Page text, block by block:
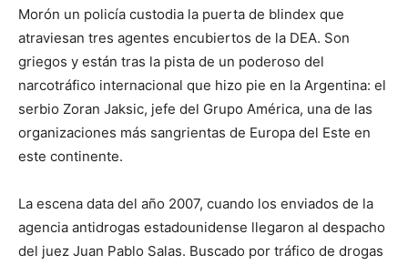
Morón un policía custodia la puerta de blindex que
atraviesan tres agentes encubiertos de la DEA. Son
griegos y están tras la pista de un poderoso del
narcotráfico internacional que hizo pie en la Argentina: el
serbio Zoran Jaksic, jefe del Grupo América, una de las
organizaciones más sangrientas de Europa del Este en
este continente.
La escena data del año 2007, cuando los enviados de la
agencia antidrogas estadounidense llegaron al despacho
del juez Juan Pablo Salas. Buscado por tráfico de drogas